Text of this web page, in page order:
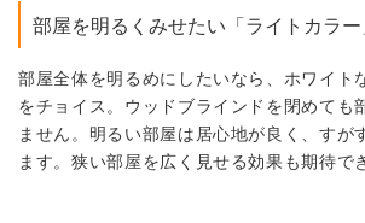
部屋を明るくみせたい「ライトカラー
部屋全体を明るめにしたいなら、ホワイト
をチョイス。ウッドブラインドを閉めても
ません。明るい部屋は居心地が良く、すが
ます。狭い部屋を広く見せる効果も期待で